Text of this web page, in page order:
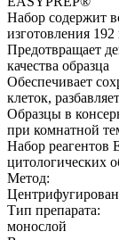
Набор содержит
изготовления 192
Предотвращает
качества образца
Обеспечивает
клеток,
Образцы в
при комнатной
Набор реагентов
цитологических
Метод:
Тип препарата:
монослой